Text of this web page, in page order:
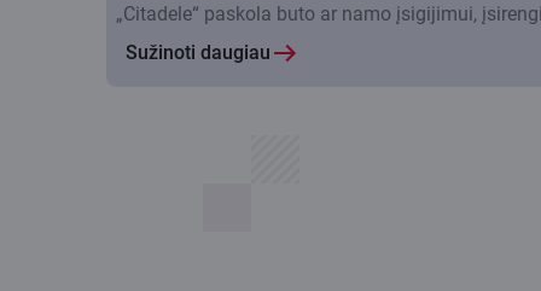
„Citadele“ paskola buto ar namo įsigijimui,
Sužinoti daugiau